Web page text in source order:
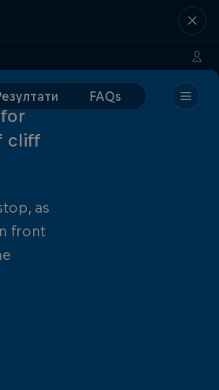
FAQs
cliff
as
front